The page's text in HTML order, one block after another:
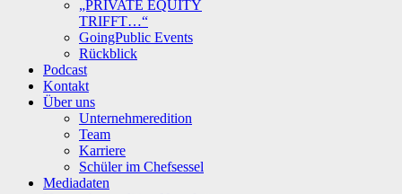
„PRIVATE EQUITY
TRIFFT…“
GoingPublic Events
Rückblick
Podcast
Kontakt
Über uns
Unternehmeredition
Team
Karriere
Schüler im Chefsessel
Mediadaten